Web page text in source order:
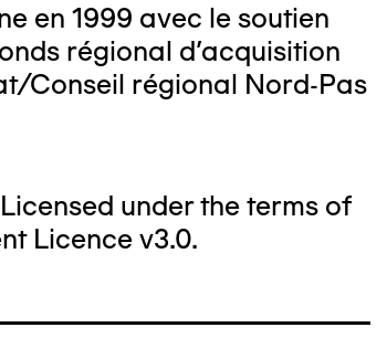
en 1999 avec le soutien
régional d'acquisition
Conseil régional Nord-Pas
under the terms of
Licence v3.0.